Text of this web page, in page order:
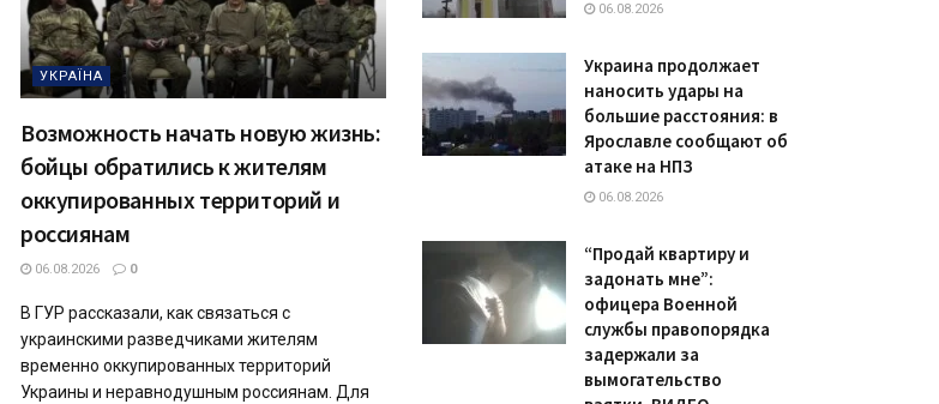
УКРАЇНА
Возможность начать новую жизнь:
бойцы обратились к жителям
оккупированных территорий и
россиянам
06.08.2026 0
В ГУР рассказали, как связаться с
украинскими разведчиками жителям
временно оккупированных территорий
Украины и неравнодушным россиянам. Для
06.08.2026
Украина продолжает
наносить удары на
большие расстояния: в
Ярославле сообщают об
атаке на НПЗ
06.08.2026
“Продай квартиру и
задонать мне”:
офицера Военной
службы правопорядка
задержали за
вымогательство